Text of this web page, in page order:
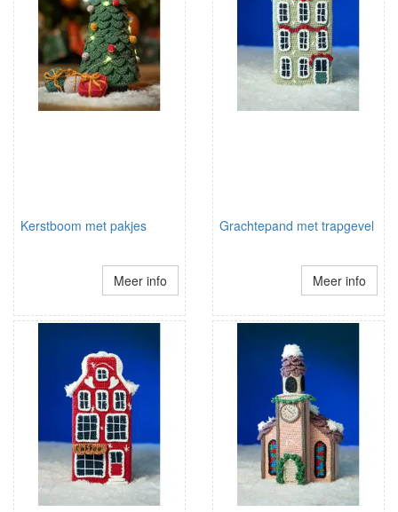
Kerstboom met pakjes
Meer info
Grachtepand met trapgevel
Meer info